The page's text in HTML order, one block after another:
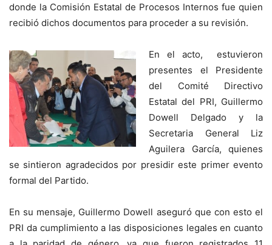
donde la Comisión Estatal de Procesos Internos fue quien
recibió dichos documentos para proceder a su revisión.
En el acto, estuvieron
presentes el Presidente
del Comité Directivo
Estatal del PRI, Guillermo
Dowell Delgado y la
Secretaria General Liz
Aguilera García, quienes
se sintieron agradecidos por presidir este primer evento
formal del Partido.
En su mensaje, Guillermo Dowell aseguró que con esto el
PRI da cumplimiento a las disposiciones legales en cuanto